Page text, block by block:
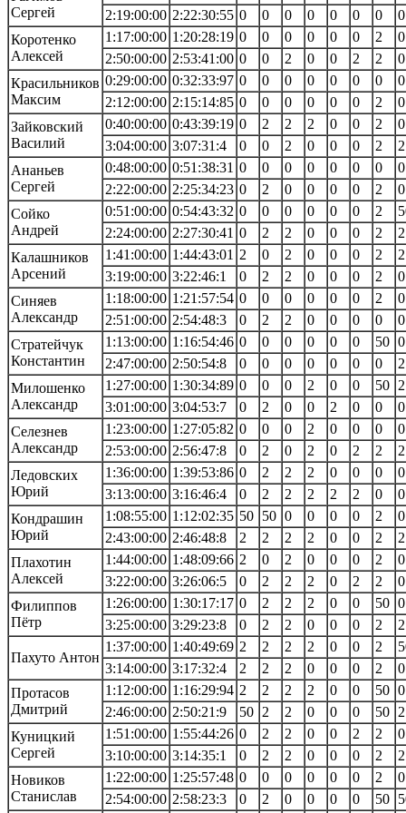
Сергей
2:19:00:00 2:22:30:55 0 0 0 0 0 0 0
0
Коротенко
Алексей
1:17:00:00 1:20:28:19 0 0 0 0 0 0 2
0
2:50:00:00 2:53:41:00 0 0 2 0 0 2 2
0
Красильников
Максим
0:29:00:00 0:32:33:97 0 0 0 0 0 0 0
0
2:12:00:00 2:15:14:85 0 0 0 0 0 0 2
0
Зайковский
Василий
0:40:00:00 0:43:39:19 0 2 2 2 0 0 2
0
3:04:00:00 3:07:31:4 0 0 2 0 0 0 2
2
Ананьев
Сергей
0:48:00:00 0:51:38:31 0 0 0 0 0 0 0
0
2:22:00:00 2:25:34:23 0 2 0 0 0 0 2
0
Сойко
Андрей
0:51:00:00 0:54:43:32 0 0 0 0 0 0 2
2:24:00:00 2:27:30:41 0 2 2 0 0 0 2
2
Калашников
Арсений
1:41:00:00 1:44:43:01 2 0 2 0 0 0 2
2
3:19:00:00 3:22:46:1 0 2 2 0 0 0 2
0
Синяев
Александр
1:18:00:00 1:21:57:54 0 0 0 0 0 0 2
0
2:51:00:00 2:54:48:3 0 2 2 0 0 0 0
0
Стратейчук
Константин
1:13:00:00 1:16:54:46 0 0 0 0 0 0 50 0
2:47:00:00 2:50:54:8 0 0 0 0 0 0 0
2
Милошенко
Александр
1:27:00:00 1:30:34:89 0 0 0 2 0 0 50 2
3:01:00:00 3:04:53:7 0 2 0 0 2 0 0
0
Селезнев
Александр
1:23:00:00 1:27:05:82 0 0 0 2 0 0 0
0
2:53:00:00 2:56:47:8 0 2 0 2 0 2 2
2
Ледовских
Юрий
1:36:00:00 1:39:53:86 0 2 2 2 0 0 0
0
3:13:00:00 3:16:46:4 0 2 2 2 2 2 0
0
Кондрашин
Юрий
1:08:55:00 1:12:02:35 50 50 0 0 0 0 2
0
2:43:00:00 2:46:48:8 2 2 2 2 0 0 2
2
Плахотин
Алексей
1:44:00:00 1:48:09:66 2 0 2 0 0 0 2
0
3:22:00:00 3:26:06:5 0 2 2 2 0 2 2
0
Филиппов
Пётр
1:26:00:00 1:30:17:17 0 2 2 2 0 0 50 0
3:25:00:00 3:29:23:8 0 2 2 0 0 0 2 2
Пахуто Антон
1:37:00:00 1:40:49:69 2 2 2 2 0 0 2
3:14:00:00 3:17:32:4 2 2 2 0 0 0 2
0
Протасов
Дмитрий
1:12:00:00 1:16:29:94 2 2 2 2 0 0 50 0
2:46:00:00 2:50:21:9 50 2 2 0 0 0 50 2
Куницкий
Сергей
1:51:00:00 1:55:44:26 0 2 2 0 0 2 2
0
3:10:00:00 3:14:35:1 0 2 2 0 0 0 2
2
Новиков
Станислав
1:22:00:00 1:25:57:48 0 0 0 0 0 0 2
0
2:54:00:00 2:58:23:3 0 2 0 0 0 0 50